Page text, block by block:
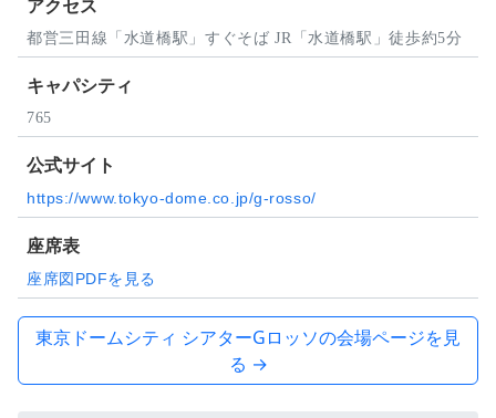
アクセス
都営三田線「水道橋駅」すぐそば JR「水道橋駅」徒歩約5分
キャパシティ
765
公式サイト
https://www.tokyo-dome.co.jp/g-rosso/
座席表
座席図PDFを見る
東京ドームシティ シアターGロッソの会場ページを見
る →